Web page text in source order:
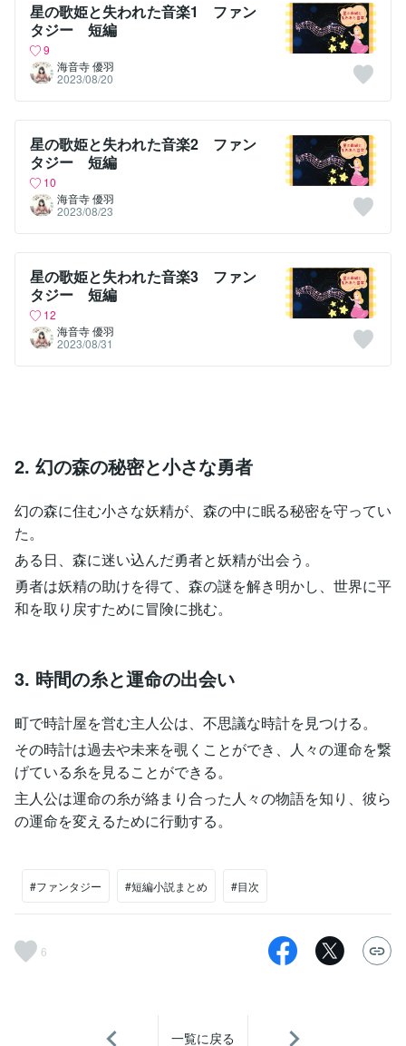
星の歌姫と失われた音楽1 ファン
タジー 短編
9
海音寺 優羽
2023/08/20
星の歌姫と失われた音楽2 ファン
タジー 短編
10
海音寺 優羽
2023/08/23
星の歌姫と失われた音楽3 ファン
タジー 短編
12
海音寺 優羽
2023/08/31
2. 幻の森の秘密と小さな勇者
幻の森に住む小さな妖精が、森の中に眠る秘密を守ってい
た。
ある日、森に迷い込んだ勇者と妖精が出会う。
勇者は妖精の助けを得て、森の謎を解き明かし、世界に平
和を取り戻すために冒険に挑む。
3. 時間の糸と運命の出会い
町で時計屋を営む主人公は、不思議な時計を見つける。
その時計は過去や未来を覗くことができ、人々の運命を繋
げている糸を見ることができる。
主人公は運命の糸が絡まり合った人々の物語を知り、彼ら
の運命を変えるために行動する。
#ファンタジー #短編小説まとめ #目次
6
一覧に戻る